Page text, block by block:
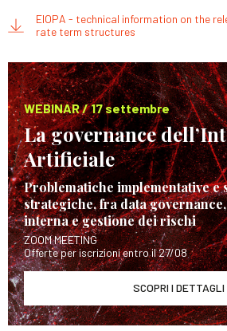
EIOPA - technical information on the
rate term structures
WEBINAR / 17 settembre
La governance
Artificiale
Problematiche implementative e
strategiche, fra data
interna e gestione dei rischi
ZOOM MEETING
Offerte per iscrizioni entro il 27/08
SCOPRI I DETTAGLI